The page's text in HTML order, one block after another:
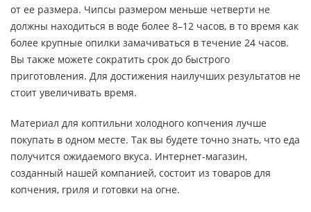
от ее размера. Чипсы размером меньше четверти не
должны находиться в воде более 8–12 часов, в то время как
более крупные опилки замачиваться в течение 24 часов.
Вы также можете сократить срок до быстрого
приготовления. Для достижения наилучших результатов не
стоит увеличивать время.
Материал для коптильни холодного копчения лучше
покупать в одном месте. Так вы будете точно знать, что еда
получится ожидаемого вкуса. Интернет-магазин,
созданный нашей компанией, состоит из товаров для
копчения, гриля и готовки на огне.